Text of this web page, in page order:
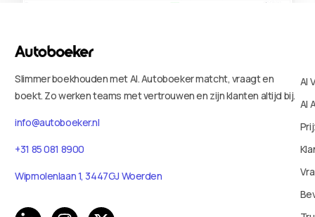
Slimmer boekhouden met AI. Autoboeker matcht, vraagt en
boekt. Zo werken teams met vertrouwen en zijn klanten altijd bij.
info@autoboeker.nl
+31 85 081 8900
Wipmolenlaan 1, 3447GJ Woerden
AI
AI